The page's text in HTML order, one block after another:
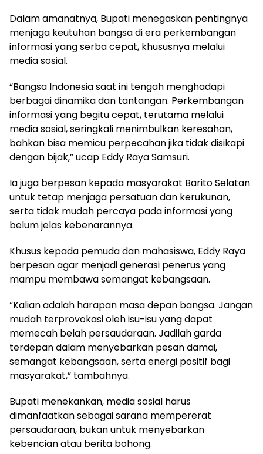
Dalam amanatnya, Bupati menegaskan pentingnya
menjaga keutuhan bangsa di era perkembangan
informasi yang serba cepat, khususnya melalui
media sosial.
“Bangsa Indonesia saat ini tengah menghadapi
berbagai dinamika dan tantangan. Perkembangan
informasi yang begitu cepat, terutama melalui
media sosial, seringkali menimbulkan keresahan,
bahkan bisa memicu perpecahan jika tidak disikapi
dengan bijak,” ucap Eddy Raya Samsuri.
Ia juga berpesan kepada masyarakat Barito Selatan
untuk tetap menjaga persatuan dan kerukunan,
serta tidak mudah percaya pada informasi yang
belum jelas kebenarannya.
Khusus kepada pemuda dan mahasiswa, Eddy Raya
berpesan agar menjadi generasi penerus yang
mampu membawa semangat kebangsaan.
“Kalian adalah harapan masa depan bangsa. Jangan
mudah terprovokasi oleh isu-isu yang dapat
memecah belah persaudaraan. Jadilah garda
terdepan dalam menyebarkan pesan damai,
semangat kebangsaan, serta energi positif bagi
masyarakat,” tambahnya.
Bupati menekankan, media sosial harus
dimanfaatkan sebagai sarana mempererat
persaudaraan, bukan untuk menyebarkan
kebencian atau berita bohong.